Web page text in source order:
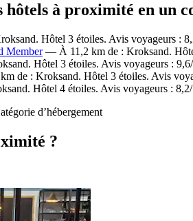
à proximité en un
Hôtel 3 étoiles. Avis voyageurs :
Member— À 11,2 km de : Kroksand.
Hôtel 3 étoiles. Avis voyageurs :
de : Kroksand. Hôtel 3 étoiles. Avis
Hôtel 4 étoiles. Avis voyageurs :
d’hébergement
?